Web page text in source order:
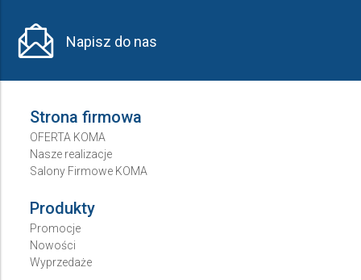
Napisz do nas
Strona firmowa
OFERTA KOMA
Nasze realizacje
Salony Firmowe KOMA
Produkty
Promocje
Nowości
Wyprzedaże